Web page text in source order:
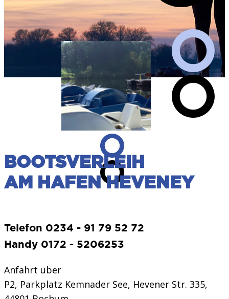
BOOTSVERLEIH
AM HAFEN HEVENEY
Telefon 0234 - 91 79 52 72
Handy 0172 - 5206253
Anfahrt über
P2, Parkplatz Kemnader See, Hevener Str. 335,